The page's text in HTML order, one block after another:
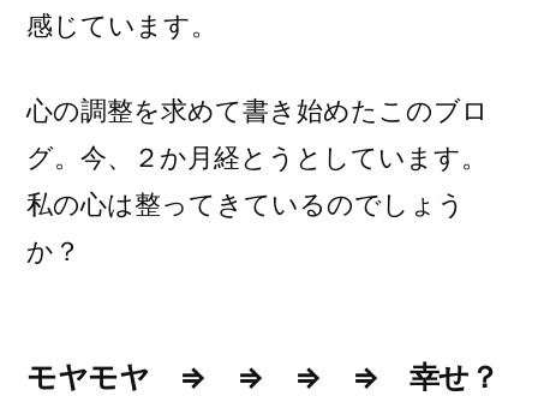
感じています。
心の調整を求めて書き始めたこのブロ
グ。今、２か月経とうとしています。
私の心は整ってきているのでしょう
か？
モヤモヤ ⇒ ⇒ ⇒ ⇒ 幸せ？